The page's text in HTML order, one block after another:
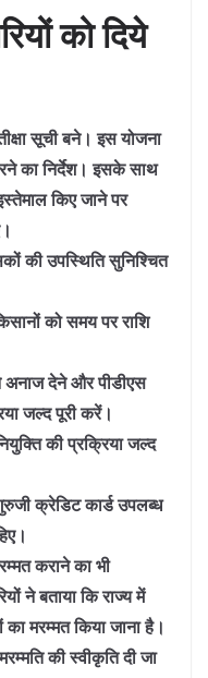
को दिये
सूची बने। इस योजना
का निर्देश। इसके साथ
किए जाने पर
की उपस्थिति सुनिश्चित
को समय पर राशि
अनाज देने और पीडीएस
जल्द पूरी करें।
की प्रक्रिया जल्द
क्रेडिट कार्ड उपलब्ध
कराने का भी
ने बताया कि राज्य में
मरम्मत किया जाना है।
की स्वीकृति दी जा